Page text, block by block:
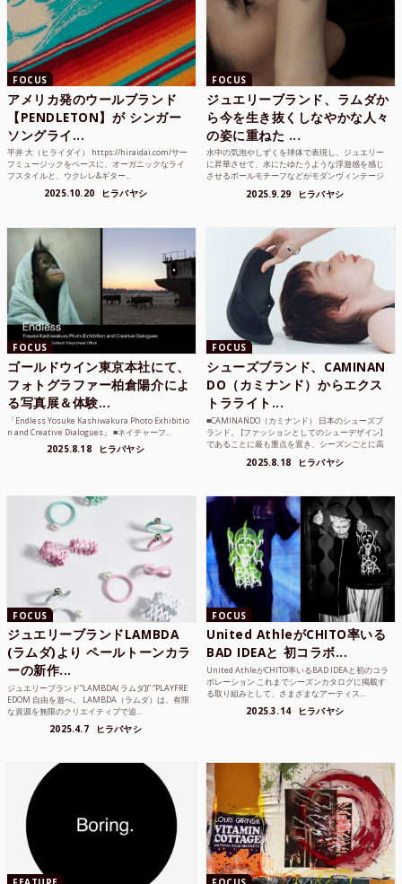
FOCUS
アメリカ発のウールブランド
【PENDLETON】が シンガー
ソングライ...
平井 大（ヒライダイ） https://hiraidai.com/サー
フミュージックをベースに、オーガニックなライ
フスタイルと、ウクレレ&ギター...
2025.10.20 ヒラバヤシ
FOCUS
ジュエリーブランド、ラムダか
ら今を生き抜くしなやかな人々
の姿に重ねた ...
水中の気泡やしずくを球体で表現し、ジュエリー
に昇華させて、水にたゆたうような浮遊感を感じ
させるボールモチーフなどがモダンヴィンテージ
2025.9.29 ヒラバヤシ
FOCUS
ゴールドウイン東京本社にて、
フォトグラファー柏倉陽介によ
る写真展＆体験...
「Endless Yosuke Kashiwakura Photo Exhibitio
n and Creative Dialogues」 ■ネイチャーフ...
2025.8.18 ヒラバヤシ
FOCUS
シューズブランド、CAMINAN
DO（カミナンド）からエクス
トラライト...
■CAMINANDO（カミナンド） 日本のシューズブ
ランド。 [ファッションとしてのシューデザイン]
であることに最も重点を置き、シーズンごとに高
2025.8.18 ヒラバヤシ
FOCUS
ジュエリーブランドLAMBDA
(ラムダ)より ペールトーンカラ
ーの新作...
ジュエリーブランド“LAMBDA( ラムダ))” “PLAYFRE
EDOM 自由を遊べ。 LAMBDA（ラムダ）は、有限
な資源を無限のクリエイティブで追...
2025.4.7 ヒラバヤシ
FOCUS
United AthleがCHITO率いる
BAD IDEAと 初コラボ...
United AthleがCHITO率いるBAD IDEAと初のコラ
ボレーション これまでシーズンカタログに掲載す
る取り組みとして、さまざまなアーティス...
2025.3.14 ヒラバヤシ